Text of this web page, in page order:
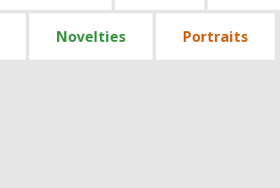
Novelties Portraits